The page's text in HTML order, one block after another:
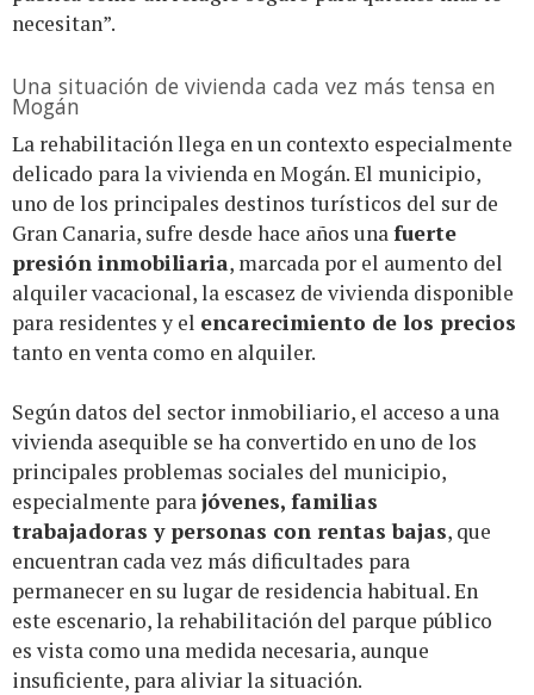
necesitan”.
Una situación de vivienda cada vez más tensa en
Mogán
La rehabilitación llega en un contexto especialmente
delicado para la vivienda en Mogán. El municipio,
uno de los principales destinos turísticos del sur de
Gran Canaria, sufre desde hace años unafuerte
presión inmobiliaria, marcada por el aumento del
alquiler vacacional, la escasez de vivienda disponible
para residentes y el encarecimiento de los precios
tanto en venta como en alquiler.
Según datos del sector inmobiliario, el acceso a una
vivienda asequible se ha convertido en uno de los
principales problemas sociales del municipio,
especialmente parajóvenes, familias
trabajadoras y personas con rentas bajas, que
encuentran cada vez más dificultades para
permanecer en su lugar de residencia habitual. En
este escenario, la rehabilitación del parque público
es vista como una medida necesaria, aunque
insuficiente, para aliviar la situación.